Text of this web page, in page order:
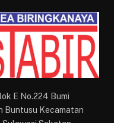
E No.224 Bumi
Buntusu Kecamatan